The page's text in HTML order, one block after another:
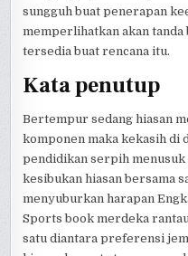
sungguh buat penerapan
memperlihatkan akan
tersedia buat rencana itu.
Kata penutup
Bertempur sedang hiasan
komponen maka kekasih di
pendidikan serpih
kesibukan hiasan bersama
menyuburkan harapan
Sports book merdeka
satu diantara preferensi